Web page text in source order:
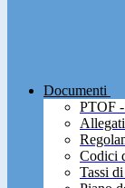
Documenti
PTOF
Codici
Tassi di